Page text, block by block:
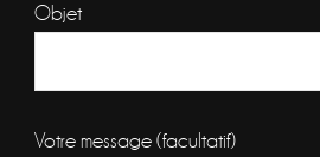
Objet
Votre message (facultatif)